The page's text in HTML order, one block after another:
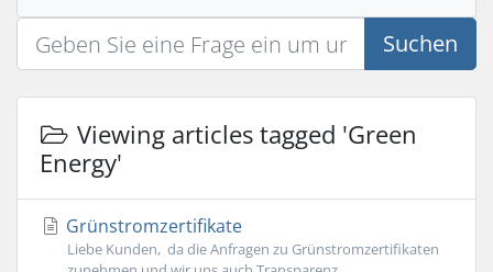
Suchen
Viewing articles tagged 'Green
Energy'
Grünstromzertifikate
Liebe Kunden, da die Anfragen zu Grünstromzertifikaten